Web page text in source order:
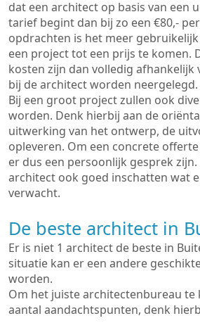
dat een architect op basis van een
tarief begint dan bij zo een €80,-
opdrachten is het meer
een project tot een prijs te komen.
kosten zijn dan volledig afhankelijk
bij de architect worden neergelegd.
Bij een groot project zullen ook
worden. Denk hierbij aan de
uitwerking van het ontwerp, de
opleveren. Om een concrete
er dus een persoonlijk gesprek
architect ook goed inschatten wat
verwacht.
De beste architect in
Er is niet 1 architect de beste in
situatie kan er een andere
worden.
Om het juiste architectenbureau te
aantal aandachtspunten, denk